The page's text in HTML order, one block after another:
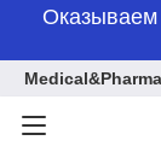
Оказываем